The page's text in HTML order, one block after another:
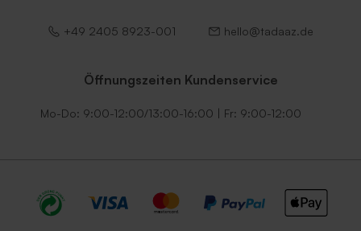
+49 2405 8923-001 hello@tadaaz.de
Öffnungszeiten Kundenservice
Mo-Do: 9:00-12:00/13:00-16:00 | Fr: 9:00-12:00